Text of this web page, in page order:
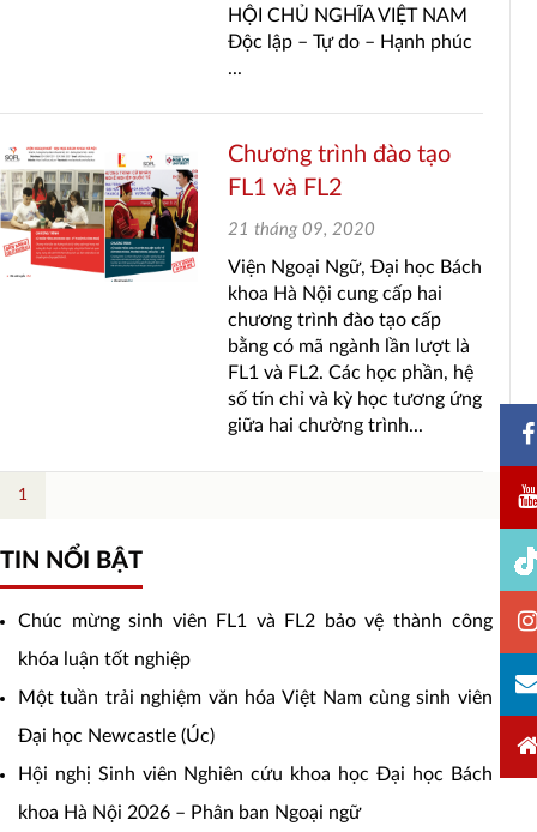
HỘI CHỦ NGHĨA VIỆT NAM
Độc lập – Tự do – Hạnh phúc
...
Chương trình đào tạo
FL1 và FL2
21 tháng 09, 2020
Viện Ngoại Ngữ, Đại học Bách
khoa Hà Nội cung cấp hai
chương trình đào tạo cấp
bằng có mã ngành lần lượt là
FL1 và FL2. Các học phần, hệ
số tín chỉ và kỳ học tương ứng
giữa hai chường trình...
1
Tin
nổi
bật
TIN NỔI BẬT
Chúc mừng sinh viên FL1 và FL2 bảo vệ thành công
khóa luận tốt nghiệp
Một tuần trải nghiệm văn hóa Việt Nam cùng sinh viên
Đại học Newcastle (Úc)
Hội nghị Sinh viên Nghiên cứu khoa học Đại học Bách
khoa Hà Nội 2026 – Phân ban Ngoại ngữ